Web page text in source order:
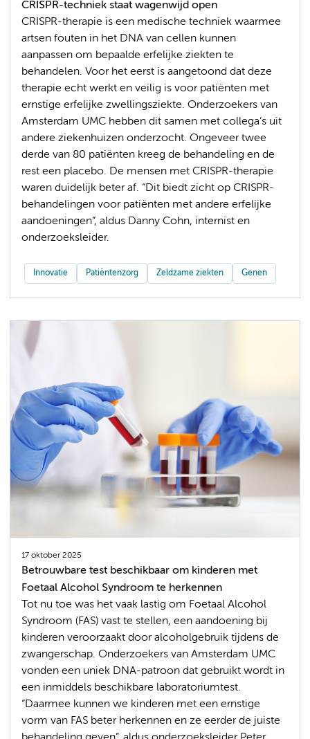
CRISPR-techniek staat wagenwijd open
CRISPR-therapie is een medische techniek waarmee
artsen fouten in het DNA van cellen kunnen
aanpassen om bepaalde erfelijke ziekten te
behandelen. Voor het eerst is aangetoond dat deze
therapie echt werkt en veilig is voor patiënten met
ernstige erfelijke zwellingsziekte. Onderzoekers van
Amsterdam UMC hebben dit samen met collega’s uit
andere ziekenhuizen onderzocht. Ongeveer twee
derde van 80 patiënten kreeg de behandeling en de
rest een placebo. De mensen met CRISPR-therapie
waren duidelijk beter af. “Dit biedt zicht op CRISPR-
behandelingen voor patiënten met andere erfelijke
aandoeningen”, aldus Danny Cohn, internist en
onderzoeksleider.
Innovatie Patiëntenzorg Zeldzame ziekten Genen
17 oktober 2025
Betrouwbare test beschikbaar om kinderen met
Foetaal Alcohol Syndroom te herkennen
Tot nu toe was het vaak lastig om Foetaal Alcohol
Syndroom (FAS) vast te stellen, een aandoening bij
kinderen veroorzaakt door alcoholgebruik tijdens de
zwangerschap. Onderzoekers van Amsterdam UMC
vonden een uniek DNA-patroon dat gebruikt wordt in
een inmiddels beschikbare laboratoriumtest.
“Daarmee kunnen we kinderen met een ernstige
vorm van FAS beter herkennen en ze eerder de juiste